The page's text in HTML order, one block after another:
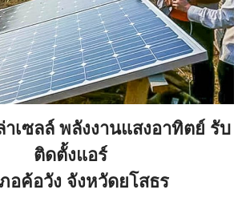
ผลงาน
ความรู้
ติดต่อ
เซลล์ พลังงานแสงอาทิตย์ รับ
ติดตั้งแอร์
อค้อวัง จังหวัดยโสธร